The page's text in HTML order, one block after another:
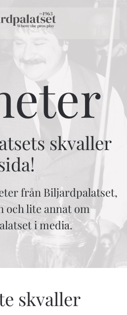
skvaller
från Biljardpalatset,
och lite annat om
i media.
skvaller